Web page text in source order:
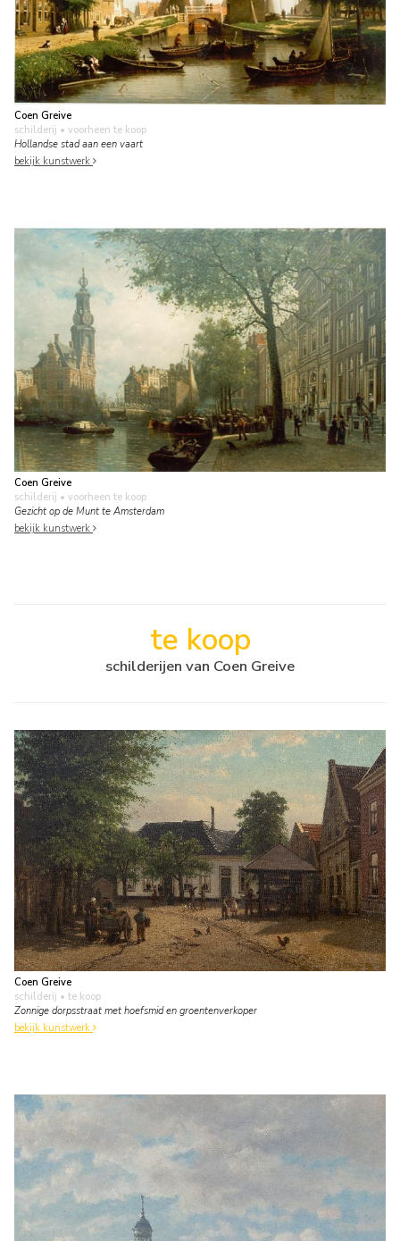
Coen Greive
schilderij • voorheen te koop
Hollandse stad aan een vaart
bekijk kunstwerk
Coen Greive
schilderij • voorheen te koop
Gezicht op de Munt te Amsterdam
bekijk kunstwerk
te koop
schilderijen van Coen Greive
Coen Greive
schilderij • te koop
Zonnige dorpsstraat met hoefsmid en groentenverkoper
bekijk kunstwerk